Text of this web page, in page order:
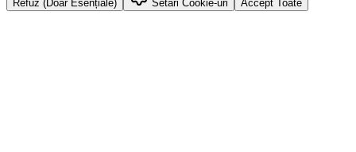
Refuz (Doar Esențiale) Setări Cookie-uri Accept Toate